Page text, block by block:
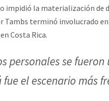
impidió la materialización de
Tambs terminó involucrado
Costa Rica.
personales se
el escenario más